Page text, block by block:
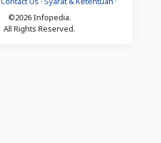
©2026 Infopedia.
All Rights Reserved.